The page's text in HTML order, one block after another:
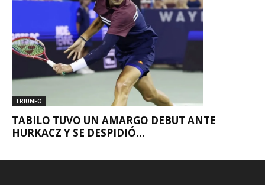
TRIUNFO
TABILO TUVO UN AMARGO DEBUT ANTE
HURKACZ Y SE DESPIDIÓ...